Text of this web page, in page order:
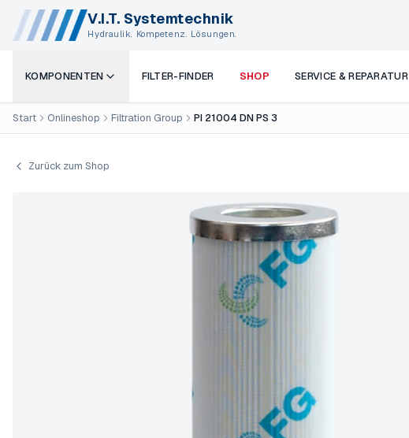
V.I.T. Systemtechnik
Hydraulik. Kompetenz. Lösungen.
KOMPONENTEN FILTER-FINDER SHOP SERVICE & REPARATUR
Start Onlineshop Filtration Group PI 21004 DN PS 3
Zurück zum Shop